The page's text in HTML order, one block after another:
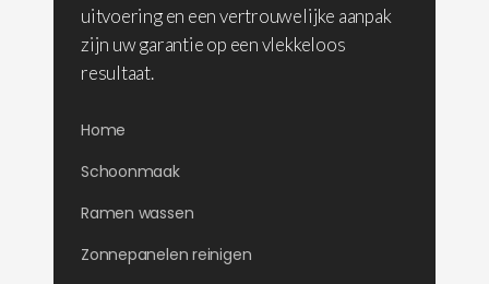
uitvoering en een vertrouwelijke aanpak
zijn uw garantie op een vlekkeloos
resultaat.
Home
Schoonmaak
Ramen wassen
Zonnepanelen reinigen